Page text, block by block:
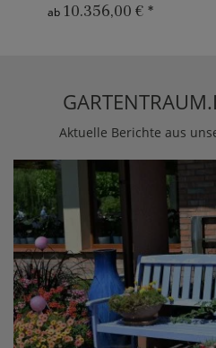
ab 10.356,00 € *
Aktuelle Berichte aus